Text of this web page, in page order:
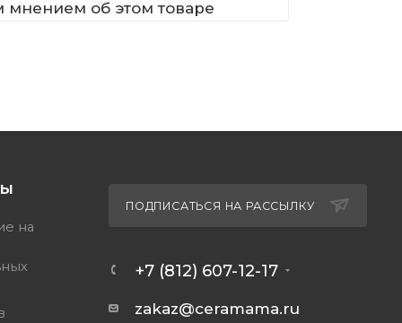
мнением об этом товаре
на
ПОДПИСАТЬСЯ НА РАССЫЛКУ
+7 (812) 607-12-17
zakaz@ceramama.ru